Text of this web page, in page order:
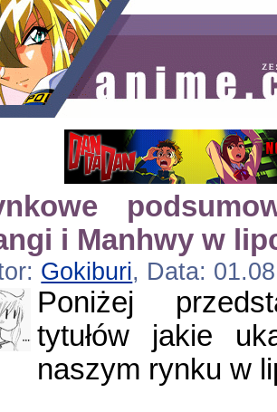
i Manhwy w
Gokiburi, Data:
Poniżej
tytułów jakie
naszym rynku w